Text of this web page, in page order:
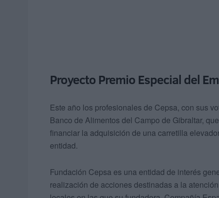
Proyecto Premio Especial del
Este año los profesionales de Cepsa, con sus
Banco de Alimentos del Campo de Gibraltar,
financiar la adquisición de una carretilla
entidad.
Fundación Cepsa es una entidad de interés
realización de acciones destinadas a la